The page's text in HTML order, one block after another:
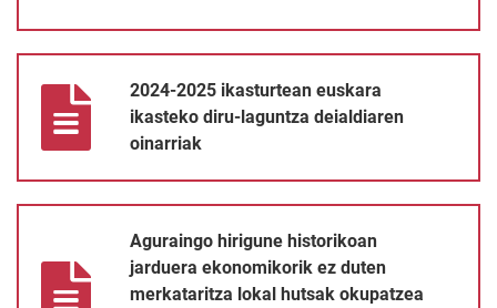
2024-2025 ikasturtean euskara
ikasteko diru-laguntza deialdiaren
oinarriak
Aguraingo hirigune historikoan
jarduera ekonomikorik ez duten
merkataritza lokal hutsak okupatzea